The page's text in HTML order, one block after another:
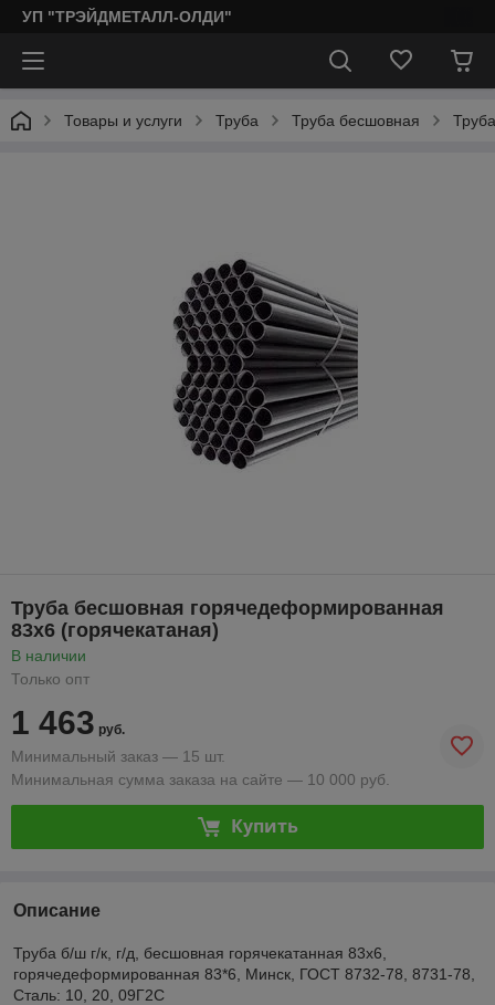
УП "ТРЭЙДМЕТАЛЛ-ОЛДИ"
Товары и услуги Труба Труба бесшовная
Труба бесшовная горячедеформированная
83х6 (горячекатаная)
В наличии
Только опт
1 463 руб.
Минимальный заказ — 15 шт.
Минимальная сумма заказа на сайте — 10 000 руб.
Купить
Описание
Труба б/ш г/к, г/д, бесшовная горячекатанная 83х6,
горячедеформированная 83*6, Минск, ГОСТ 8732-78, 8731-78,
Сталь: 10, 20, 09Г2С